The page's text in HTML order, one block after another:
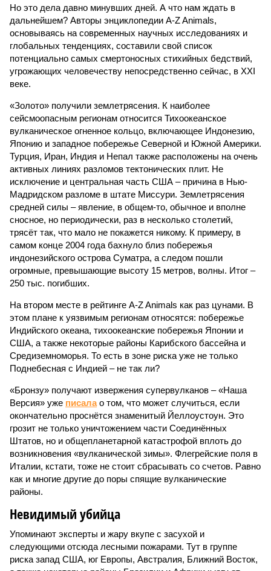
Но это дела давно минувших дней. А что нам ждать в
дальнейшем? Авторы энциклопедии A-Z Animals,
основываясь на современных научных исследованиях и
глобальных тенденциях, составили свой список
потенциально самых смертоносных стихийных бедствий,
угрожающих человечеству непосредственно сейчас, в XXI
веке.
«Золото» получили землетрясения. К наиболее
сейсмоопасным регионам относится Тихоокеанское
вулканическое огненное кольцо, включающее Индонезию,
Японию и западное побережье Северной и Южной Америки.
Турция, Иран, Индия и Непал также расположены на очень
активных линиях разломов тектонических плит. Не
исключение и центральная часть США – причина в Нью-
Мадридском разломе в штате Миссури. Землетрясения
средней силы – явление, в общем-то, обычное и вполне
сносное, но периодически, раз в несколько столетий,
трясёт так, что мало не покажется никому. К примеру, в
самом конце 2004 года бахнуло близ побережья
индонезийского острова Суматра, а следом пошли
огромные, превышающие высоту 15 метров, волны. Итог –
250 тыс. погибших.
На втором месте в рейтинге A-Z Animals как раз цунами. В
этом плане к уязвимым регионам относятся: побережье
Индийского океана, тихо­океанские побережья Японии и
США, а также некоторые районы Карибского бассейна и
Средиземноморья. То есть в зоне риска уже не только
Поднебесная с Индией – не так ли?
«Бронзу» получают извержения супервулканов – «Наша
Версия» уже писалао том, что может случиться, если
окончательно проснётся знаменитый Йеллоустоун. Это
грозит не только уничтожением части Соединённых
Штатов, но и общепланетарной катастрофой вплоть до
возникновения «вулканической зимы». Флегрейские поля в
Италии, кстати, тоже не стоит сбрасывать со счетов. Равно
как и многие другие до поры спящие вулканические
районы.
Невидимый убийца
Упоминают эксперты и жару вкупе с засухой и
следующими отсюда лесными пожарами. Тут в группе
риска запад США, юг Европы, Австралия, Ближний Восток,